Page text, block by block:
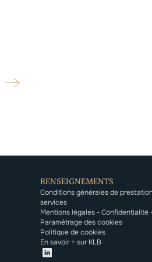
RENSEIGNEMENTS
Conditions générales de
services
Mentions légales - Confidentialité
Paramétrage des cookies
Politique de cookies
En savoir + sur KLB